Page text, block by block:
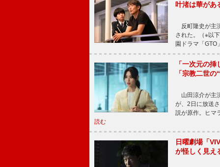
叶渚は華があ
反町隆史が主
された。（※以
園ドラマ「
「一次元の
「宗教二世
山田涼介が主
が、2日に放送
説が原作。ヒマ
読む
日曜劇場「
が怪しく見え